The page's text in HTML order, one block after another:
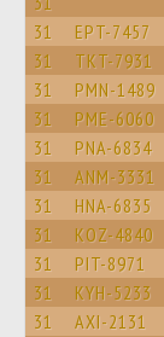
31 EPT-7457
31 TKT-7931
31 PMN-1489
31 PME-6060
31 PNA-6834
31 ANM-3331
31 HNA-6835
31 KOZ-4840
31 PIT-8971
31 KYH-5233
31 AXI-2131